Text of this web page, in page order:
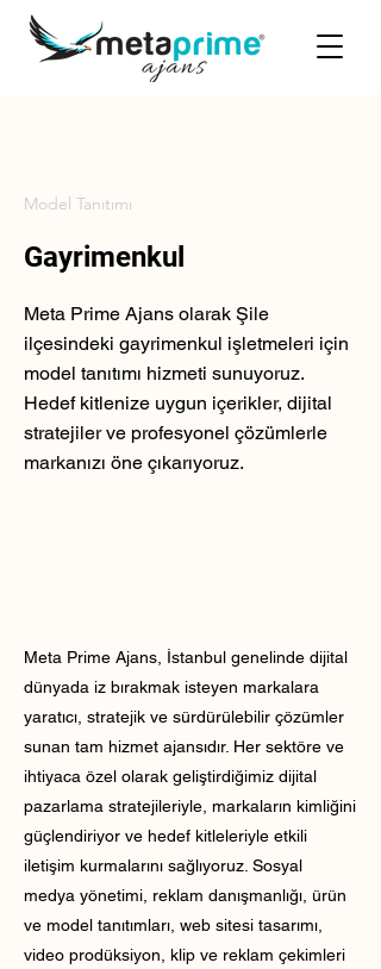
Model Tanıtımı
Gayrimenkul
Meta Prime Ajans olarak Şile
ilçesindeki gayrimenkul işletmeleri için
model tanıtımı hizmeti sunuyoruz.
Hedef kitlenize uygun içerikler, dijital
stratejiler ve profesyonel çözümlerle
markanızı öne çıkarıyoruz.
Meta Prime Ajans, İstanbul genelinde dijital
dünyada iz bırakmak isteyen markalara
yaratıcı, stratejik ve sürdürülebilir çözümler
sunan tam hizmet ajansıdır. Her sektöre ve
ihtiyaca özel olarak geliştirdiğimiz dijital
pazarlama stratejileriyle, markaların kimliğini
güçlendiriyor ve hedef kitleleriyle etkili
iletişim kurmalarını sağlıyoruz. Sosyal
medya yönetimi, reklam danışmanlığı, ürün
ve model tanıtımları, web sitesi tasarımı,
video prodüksiyon, klip ve reklam çekimleri